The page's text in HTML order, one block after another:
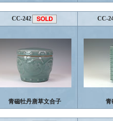
CC-242 CC-
青磁牡丹唐草文合子 青